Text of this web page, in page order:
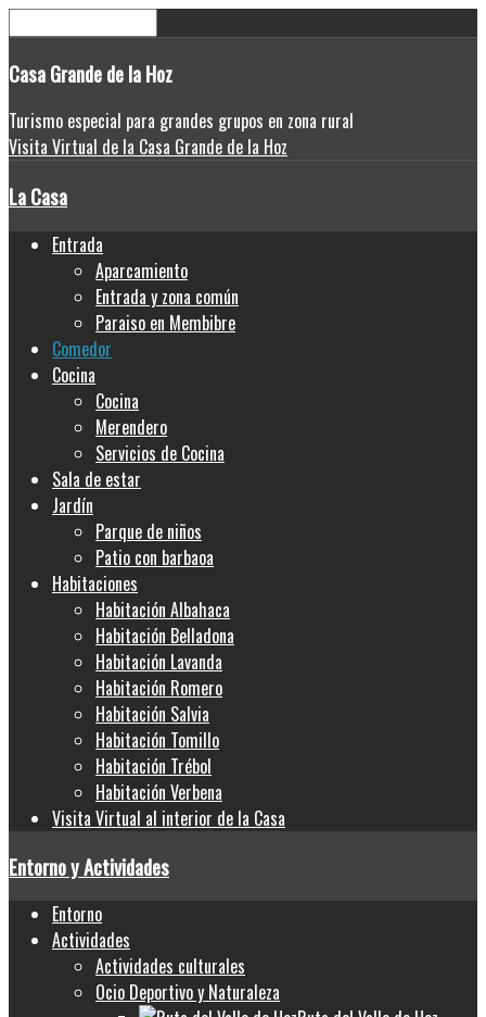
CasaGrande de la Hoz
Turismo especial para grandes grupos en zona rural
Visita Virtual de la Casa Grande de la Hoz
La Casa
Entrada
Aparcamiento
Entrada y zona común
Paraiso en Membibre
Comedor
Cocina
Cocina
Merendero
Servicios de Cocina
Sala de estar
Jardín
Parque de niños
Patio con barbaoa
Habitaciones
Habitación Albahaca
Habitación Belladona
Habitación Lavanda
Habitación Romero
Habitación Salvia
Habitación Tomillo
Habitación Trébol
Habitación Verbena
Visita Virtual al interior de la Casa
Entorno y Actividades
Entorno
Actividades
Actividades culturales
Ocio Deportivo y Naturaleza